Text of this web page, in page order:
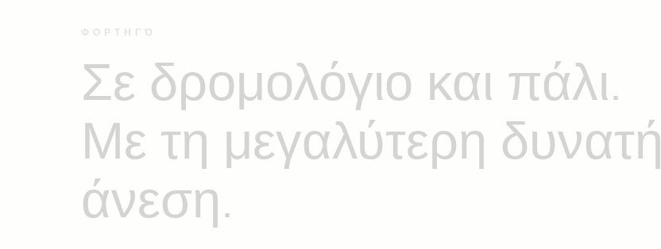
ΦΟΡΤΗΓΌ
Σε δρομολόγιο και πάλι.
Με τη μεγαλύτερη δυνατή
άνεση.